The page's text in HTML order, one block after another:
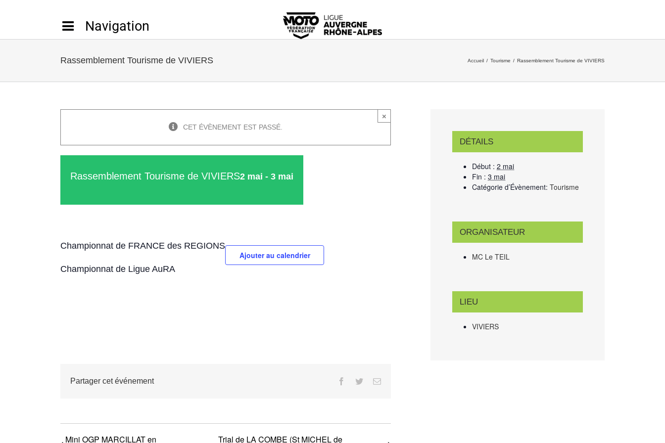
Rassemblement Tourisme de VIVIERS Accueil / Tourisme / Rassemblement Tourisme de VIVIERS
×
CET ÉVÈNEMENT EST PASSÉ.
Rassemblement Tourisme de VIVIERS2 mai - 3 mai
Championnat de FRANCE des REGIONS
Championnat de Ligue AuRA
Ajouter au calendrier
Partager cet événement Facebook
TwitterEmail
Mini OGP MARCILLAT en Trial de LA COMBE (St MICHEL de
DÉTAILS
Début : 2 mai
Fin : 3 mai
Catégorie d’Évènement: Tourisme
ORGANISATEUR
MC Le TEIL
LIEU
VIVIERS